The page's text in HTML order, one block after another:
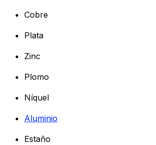
Cobre
Plata
Zinc
Plomo
Níquel
Aluminio
Estaño